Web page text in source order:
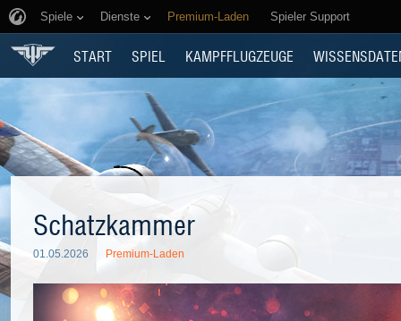
Spiele Dienste Premium-Laden Spieler Support
START SPIEL KAMPFFLUGZEUGE
Schatzkammer
01.05.2026 Premium-Laden